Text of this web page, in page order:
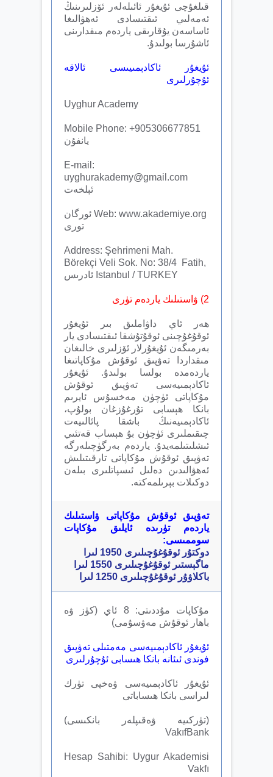
قىلغۇچى ئۇيغۇر ئائىلەلەر ئۆزلىرىنىڭ
ئەمەلىي ئىقتىسادى ئەھۋالىغا
ئاساسەن يۇقارىقى ياردەم مىقدارىنى
ئاشۇرسا بولىدۇ.
ئۇيغۇر ئاكادېمىيىسى ئالاقە
ئۇچۇرلىرى
Uyghur Academy
Mobile Phone: +905306677851
يانفۇن
E-mail:
uyghurakademy@gmail.com
ئېلخەت
Web: www.akademiye.org ئورگان
تورى
Address: Şehrimeni Mah.
Börekçi Veli Sok. No: 38/4 Fatih,
Istanbul / TURKEY ئادرىس
2) ۋاستىلىك ياردەم تۈرى
ھەر ئاي داۋاملىق بىر ئۇيغۇر
ئوقۇغۇچىنى ئوقۇتۇشقا ئىقتىسادى يار
بەرمىگەن ئۇيغۇرلار ئۆزلىرى خالىغان
مىقداردا تەۋپىق ئوقۇش مۇكاپاتىغا
ياردەمدە بولسا بولىدۇ. ئۇيغۇر
ئاكادېمىيەسى تەۋپىق ئوقۇش
مۇكاپاتى ئۈچۈن مەخسۇس ئايرىم
بانكا ھېسابى تۇرغۇزغان بولۇپ،
ئاكادېمىيەنىڭ باشقا پائالىيەت
چىقىملىرى ئۈچۈن بۇ ھېساب قەتئىي
ئىشلىتىلمەيدۇ. ياردەم بەرگۈچىلەرگە
تەۋپىق ئوقۇش مۇكاپاتى تارقىتىلىش
ئەھۋالىدىن دەلىل ئىسپاتلىرى بىلەن
دوكىلات بېرىلمەكتە.
تەۋپىق ئوقۇش مۇكاپاتى ۋاستىلىك
ياردەم تۈرىدە ئايلىق مۇكاپات
سوممىسى:
دوكتۇر ئوقۇغۇچىلىرى 1950 لىرا
ماگېستىر ئوقۇغۇچىلىرى 1550 لىرا
باكلاۋۇر ئوقۇغۇچىلىرى 1250 لىرا
مۇكاپات مۇددىتى: 8 ئاي (كۈز ۋە
باھار ئوقۇش مەۋسۇمى)
ئۇيغۇر ئاكادېمىيەسى مەمتىلى تەۋپىق
فوندى ئىئانە بانكا ھىسابى ئۇچۇرلىرى
ئۇيغۇر ئاكادېمىيەسى ۋەخپى تۈرك
لىراسى بانكا ھىساباتى
(تۈركىيە ۋەقىپلەر بانكىسى)
VakıfBank
Hesap Sahibi: Uygur Akademisi
Vakfı